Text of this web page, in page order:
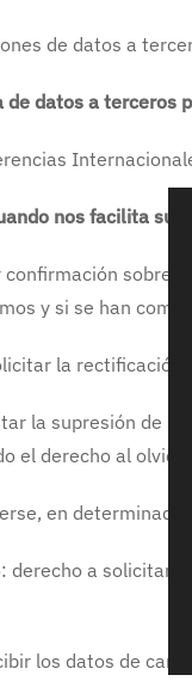
de datos a
datos a terceros
nos facilita sus
sobre
y si se han
la
la supresión de
el derecho al olvido.
en
a solicitar,
los datos de